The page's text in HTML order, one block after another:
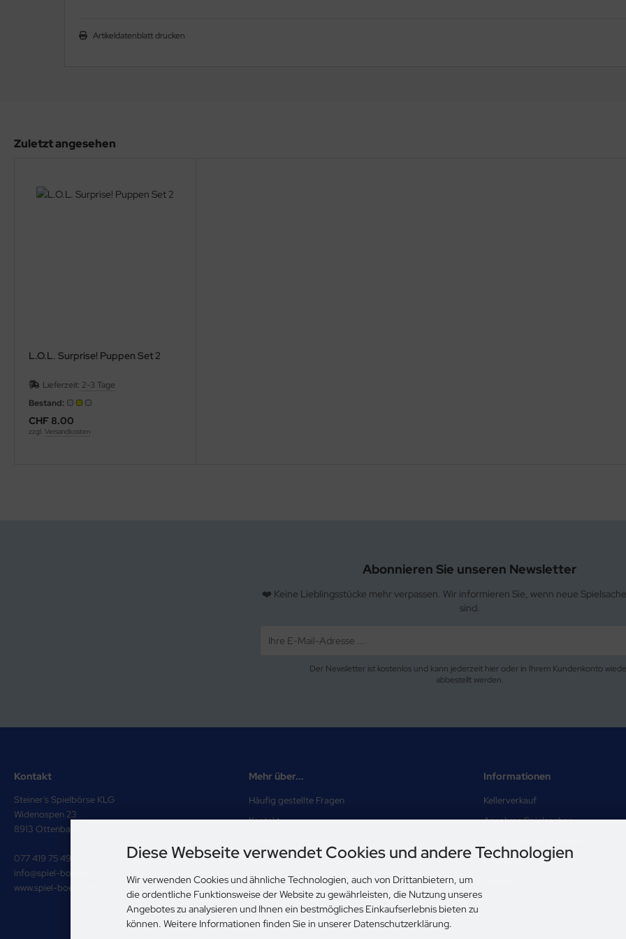
Artikeldatenblatt drucken
Zuletzt angesehen
L.O.L. Surprise! Puppen Set 2
Lieferzeit: 2-3 Tage
Bestand:
CHF 8.00
zzgl. Versandkosten
Abonnieren Sie unseren Newsletter
❤️ Keine Lieblingsstücke mehr verpassen. Wir informieren Sie, wenn neue
sind.
Der Newsletter ist kostenlos und kann jederzeit hier oder in Ihrem Kundenkonto
abbestellt werden.
Kontakt
Steiner's Spielbörse KLG
Widenospen 23
8913 Ottenbach
077 419 75 49
info@spiel-boerse.ch
www.spiel-boerse.ch
Mehr über...
Häufig gestellte Fragen
Kontakt
Impressum
Unsere AGB
Privatsphäre und Datenschutz
Cookie Einstellungen
Informationen
Kellerverkauf
Annahme Spielsachen
Über uns
Diese Webseite verwendet Cookies und andere Technologien
Wir verwenden Cookies und ähnliche Technologien, auch von Drittanbietern, um
die ordentliche Funktionsweise der Website zu gewährleisten, die Nutzung unseres
Angebotes zu analysieren und Ihnen ein bestmögliches Einkaufserlebnis bieten zu
können. Weitere Informationen finden Sie in unserer Datenschutzerklärung.